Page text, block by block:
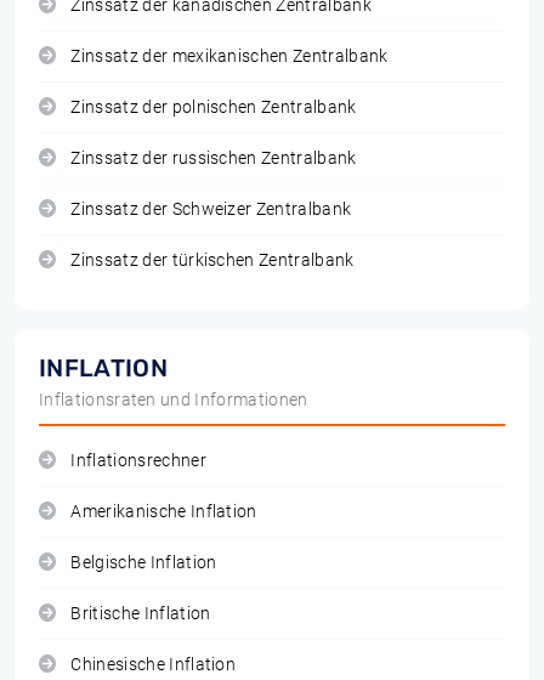
Zinssatz der kanadischen Zentralbank
Zinssatz der mexikanischen Zentralbank
Zinssatz der polnischen Zentralbank
Zinssatz der russischen Zentralbank
Zinssatz der Schweizer Zentralbank
Zinssatz der türkischen Zentralbank
INFLATION
Inflationsraten und Informationen
Inflationsrechner
Amerikanische Inflation
Belgische Inflation
Britische Inflation
Chinesische Inflation